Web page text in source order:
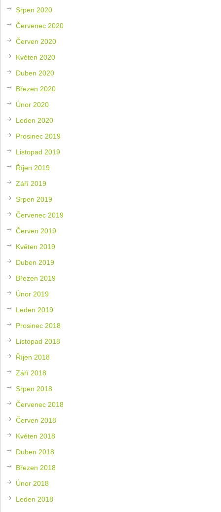
Srpen 2020
Červenec 2020
Červen 2020
Květen 2020
Duben 2020
Březen 2020
Únor 2020
Leden 2020
Prosinec 2019
Listopad 2019
Říjen 2019
Září 2019
Srpen 2019
Červenec 2019
Červen 2019
Květen 2019
Duben 2019
Březen 2019
Únor 2019
Leden 2019
Prosinec 2018
Listopad 2018
Říjen 2018
Září 2018
Srpen 2018
Červenec 2018
Červen 2018
Květen 2018
Duben 2018
Březen 2018
Únor 2018
Leden 2018